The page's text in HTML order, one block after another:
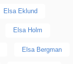
Elsa Eklund
Elsa Holm
Elsa Bergman